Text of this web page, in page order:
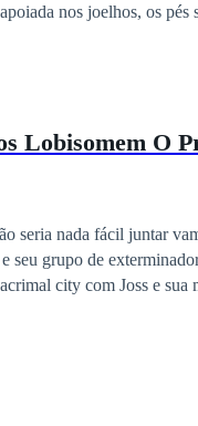
nos joelhos, os
Então, de um
Lobisomem O
seria nada fácil juntar
seu grupo de
city com Joss e
pura em seus corpos.E
está a nascer, ainda